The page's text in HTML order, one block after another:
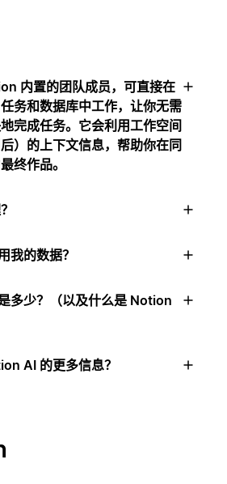
内置的团队成员，可直接在
务和数据库中工作，让你无需
完成任务。它会利用工作空间
）的上下文信息，帮助你在同
终作品。
我的数据？
多少？（以及什么是 Notion
AI 的更多信息？